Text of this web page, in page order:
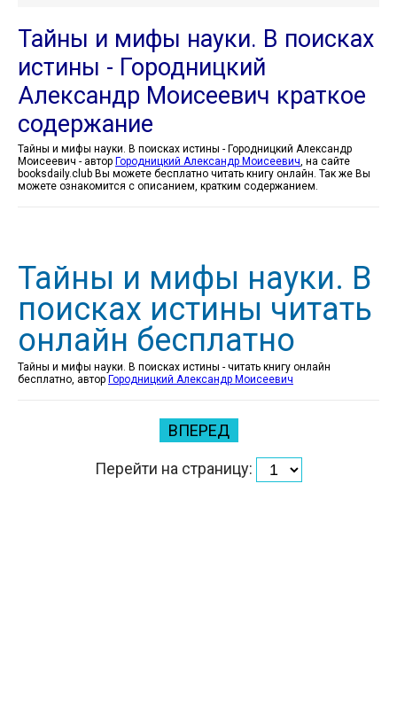
Тайны и мифы науки. В поисках
истины - Городницкий
Александр Моисеевич краткое
содержание
Тайны и мифы науки. В поисках истины - Городницкий Александр
Моисеевич - автор Городницкий Александр Моисеевич, на сайте
booksdaily.club Вы можете бесплатно читать книгу онлайн. Так же Вы
можете ознакомится с описанием, кратким содержанием.
Тайны и мифы науки. В
поисках истины читать
онлайн бесплатно
Тайны и мифы науки. В поисках истины - читать книгу онлайн
бесплатно, автор Городницкий Александр Моисеевич
ВПЕРЕД
Перейти на страницу: